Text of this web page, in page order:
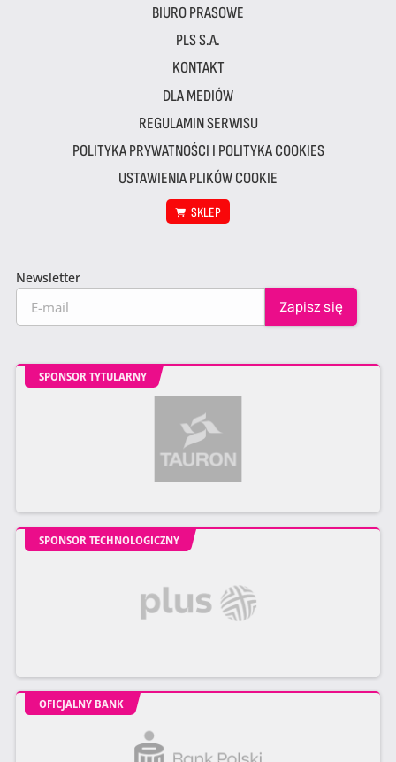
BIURO PRASOWE
PLS S.A.
KONTAKT
DLA MEDIÓW
REGULAMIN SERWISU
POLITYKA PRYWATNOŚCI I POLITYKA COOKIES
USTAWIENIA PLIKÓW COOKIE
SKLEP
Newsletter
SPONSOR TYTULARNY
SPONSOR TECHNOLOGICZNY
OFICJALNY BANK